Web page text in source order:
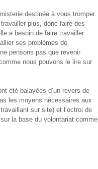
destinée à vous tromper.
plus, donc faire des
a besoin de faire travailler
ses problèmes de
pensons pas que revenir
nous pouvons le lire sur
été balayées d’un revers de
les moyens nécessaires aux
sur site) et l’octroi de
la base du volontariat comme